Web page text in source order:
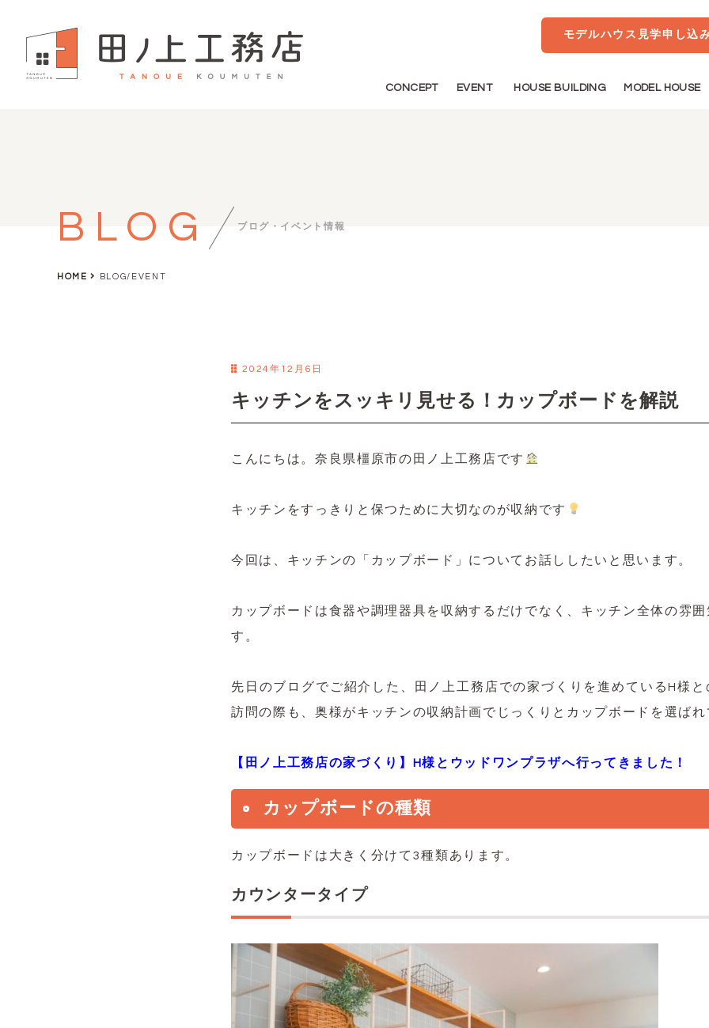
モデルハウス見学申し込
CONCEPT EVENT HOUSE BUILDING MODEL HOUSE
BLOG ブログ・イベント情報
HOME BLOG/EVENT
2024年12月6日
キッチンをスッキリ見せる！カップボードを解説
こんにちは。奈良県橿原市の田ノ上工務店です
キッチンをすっきりと保つために大切なのが収納です
今回は、キッチンの「カップボード」についてお話ししたいと思います。
カップボードは食器や調理器具を収納するだけでなく、キッチン全体の雰
す。
先日のブログでご紹介した、田ノ上工務店での家づくりを進めているH様
訪問の際も、奥様がキッチンの収納計画でじっくりとカップボードを選ばれ
【田ノ上工務店の家づくり】H様とウッドワンプラザへ行ってきました！
カップボードの種類
カップボードは大きく分けて3種類あります。
カウンタータイプ